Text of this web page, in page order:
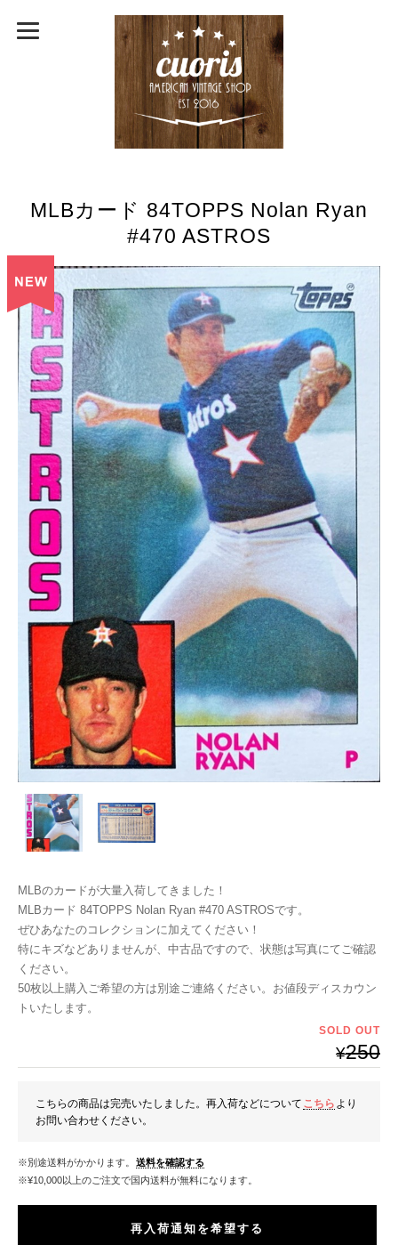
MLBカード 84TOPPS Nolan Ryan
#470 ASTROS
MLBのカードが大量入荷してきました！
MLBカード 84TOPPS Nolan Ryan #470 ASTROSです。
ぜひあなたのコレクションに加えてください！
特にキズなどありませんが、中古品ですので、状態は写真にてご確認
ください。
50枚以上購入ご希望の方は別途ご連絡ください。お値段ディスカウン
トいたします。
SOLD OUT
¥250
こちらの商品は完売いたしました。再入荷などについて こちら より
お問い合わせください。
※別途送料がかかります。 送料を確認する
※¥10,000以上のご注文で国内送料が無料になります。
再入荷通知を希望する